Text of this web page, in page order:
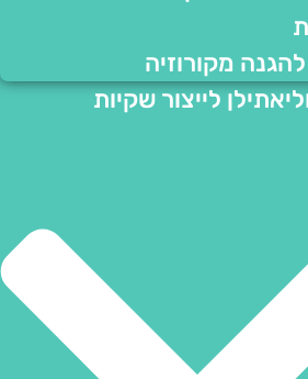
לייצור שקיות